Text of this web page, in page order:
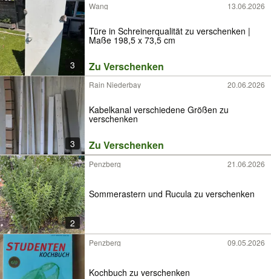
3
Wang 13.06.2026
Türe in Schreinerqualität zu verschenken |
Maße 198,5 x 73,5 cm
Zu Verschenken
3
Rain Niederbay 20.06.2026
Kabelkanal verschiedene Größen zu
verschenken
Zu Verschenken
2
Penzberg 21.06.2026
Sommerastern und Rucula zu verschenken
Penzberg 09.05.2026
Kochbuch zu verschenken